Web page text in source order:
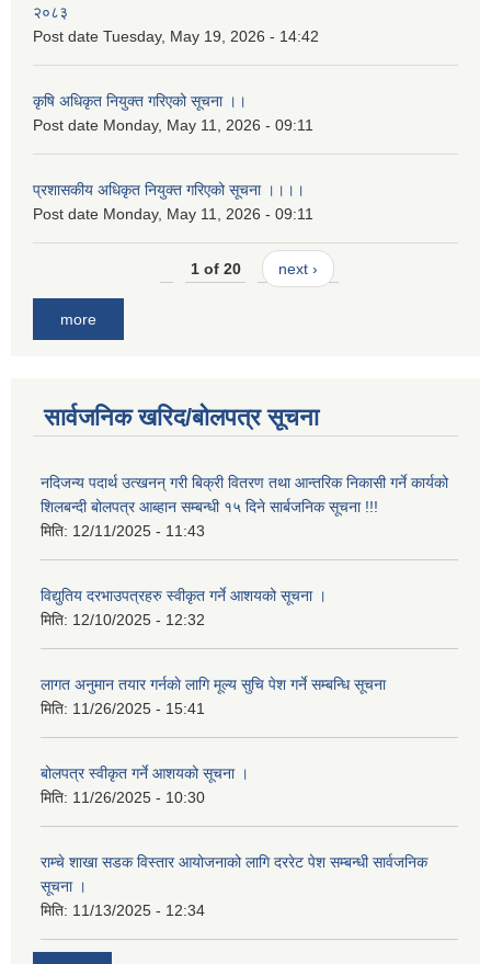
२०८३
Post date Tuesday, May 19, 2026 - 14:42
कृषि अधिकृत नियुक्त गरिएको सूचना ।।
Post date Monday, May 11, 2026 - 09:11
प्रशासकीय अधिकृत नियुक्त गरिएको सूचना ।।।।
Post date Monday, May 11, 2026 - 09:11
1 of 20 next ›
more
सार्वजनिक खरिद/बोलपत्र सूचना
नदिजन्य पदार्थ उत्खनन् गरी बिक्री वितरण तथा आन्तरिक निकासी गर्ने कार्यको
शिलबन्दी बोलपत्र आब्हान सम्बन्धी १५ दिने सार्बजनिक सूचना !!!
मिति: 12/11/2025 - 11:43
विद्युतिय दरभाउपत्रहरु स्वीकृत गर्ने आशयको सूचना ।
मिति: 12/10/2025 - 12:32
लागत अनुमान तयार गर्नकाे लागि मूल्य सुचि पेश गर्ने सम्बन्धि सूचना
मिति: 11/26/2025 - 15:41
बोलपत्र स्वीकृत गर्ने आशयको सूचना ।
मिति: 11/26/2025 - 10:30
राम्चे शाखा सडक विस्तार आयोजनाको लागि दररेट पेश सम्बन्धी सार्वजनिक
सूचना ।
मिति: 11/13/2025 - 12:34